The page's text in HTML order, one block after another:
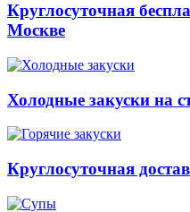
Круглосуточная
Москве
Холодные закуски на
Круглосуточная